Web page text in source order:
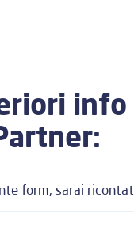
info
form, sarai